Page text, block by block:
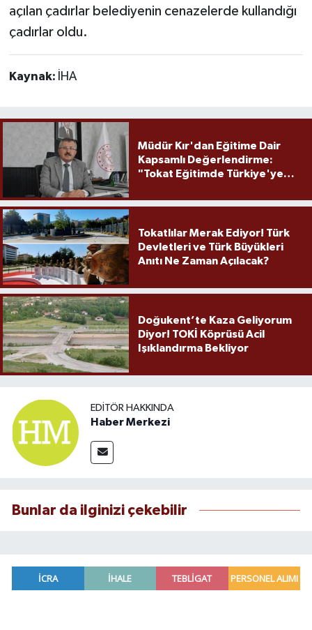
açılan çadırlar belediyenin cenazelerde kullandığı
çadırlar oldu.
Kaynak: İHA
Müdür Kır'dan Eğitime Dair
Kapsamlı Değerlendirme:
"Tokat Eğitimde Türkiye'ye
Tokatlılar Merak Ediyor! Türk
Devletleri ve Türk Büyükleri
Anıtı Ne Zaman Açılacak?
Doğukent’te Kaza Geliyorum
Diyor! TOKİ Köprüsü Acil
Işıklandırma Bekliyor
EDITÖR HAKKINDA
Haber Merkezi
Bunlar da ilginizi çekebilir